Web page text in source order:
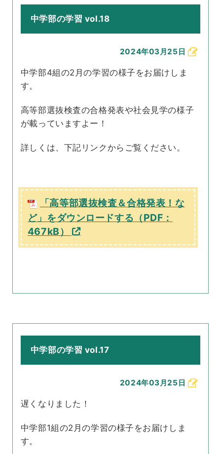
中学部の学習 vol.18
2024年03月25日
中学部4組の2月の学習の様子をお届けしま
す。
高等部選抜検査の合格発表や社会見学の様子
が載っていますよー！
詳しくは、下記リンクからご覧ください。
「高等部選抜検査＆合格発表！な
ど」をダウンロードする（PDF：
467kB）
中学部の学習 vol.17
2024年03月25日
遅くなりました！
中学部1組の2月の学習の様子をお届けしま
す。